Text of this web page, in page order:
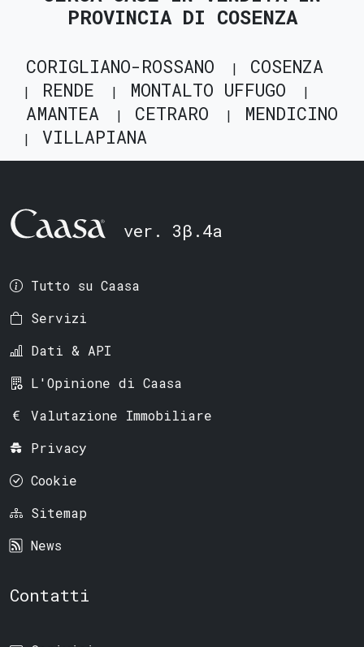
PROVINCIA DI COSENZA
CORIGLIANO-ROSSANO
COSENZA
RENDE
MONTALTO UFFUGO
AMANTEA
CETRARO
MENDICINO
VILLAPIANA
ver. 3β.4a
Tutto su Caasa
Servizi
Dati & API
L'Opinione di Caasa
Valutazione Immobiliare
Privacy
Cookie
Sitemap
News
Contatti